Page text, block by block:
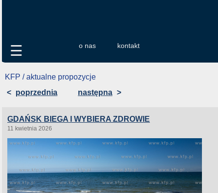
o nas kontakt
☰
KFP / aktualne propozycje
< poprzednia następna >
GDAŃSK BIEGA I WYBIERA ZDROWIE
11 kwietnia 2026